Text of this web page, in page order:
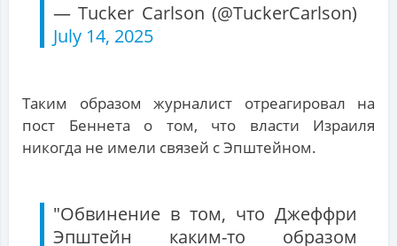
— Tucker Carlson (@TuckerCarlson)
July 14, 2025
Таким образом журналист отреагировал на
пост Беннета о том, что власти Израиля
никогда не имели связей с Эпштейном.
"Обвинение в том, что Джеффри
Эпштейн каким-то образом